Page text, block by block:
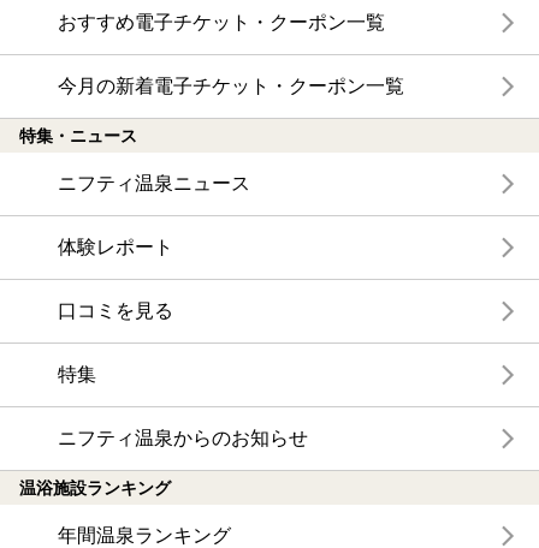
おすすめ電子チケット・クーポン一覧
今月の新着電子チケット・クーポン一覧
特集・ニュース
ニフティ温泉ニュース
体験レポート
口コミを見る
特集
ニフティ温泉からのお知らせ
温浴施設ランキング
年間温泉ランキング